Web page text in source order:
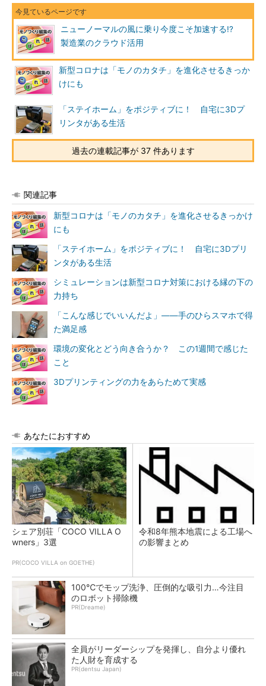
ニューノーマルの風に乗り今度こそ加速する!?
製造業のクラウド活用
新型コロナは「モノのカタチ」を進化させるきっか
けにも
「ステイホーム」をポジティブに！ 自宅に3Dプ
リンタがある生活
過去の連載記事が 37 件あります
関連記事
新型コロナは「モノのカタチ」を進化させるきっかけ
にも
「ステイホーム」をポジティブに！ 自宅に3Dプリ
ンタがある生活
シミュレーションは新型コロナ対策における縁の下の
力持ち
「こんな感じでいいんだよ」――手のひらスマホで得
た満足感
環境の変化とどう向き合うか？ この1週間で感じた
こと
3Dプリンティングの力をあらためて実感
あなたにおすすめ
シェア別荘「COCO VILLA O
wners」3選
PR(COCO VILLA on GOETHE)
令和8年熊本地震による工場へ
の影響まとめ
100℃でモップ洗浄、圧倒的な吸引力…今注目
のロボット掃除機
PR(Dreame)
全員がリーダーシップを発揮し、自分より優れ
た人財を育成する
PR(dentsu Japan)